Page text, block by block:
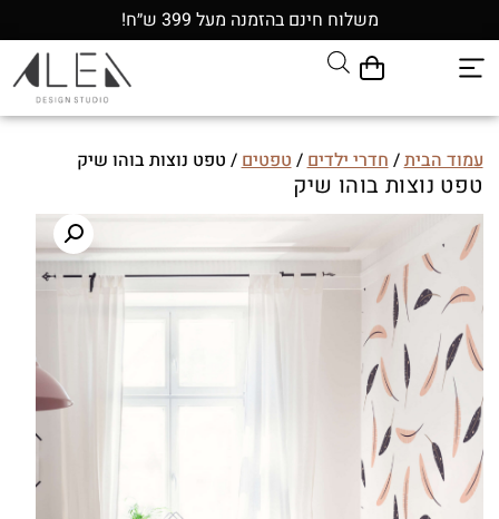
משלוח חינם בהזמנה מעל 399 ש״ח!
עמוד הבית/חדרי ילדים/טפטים/ טפט נוצות בוהו שיק
טפט נוצות בוהו שיק